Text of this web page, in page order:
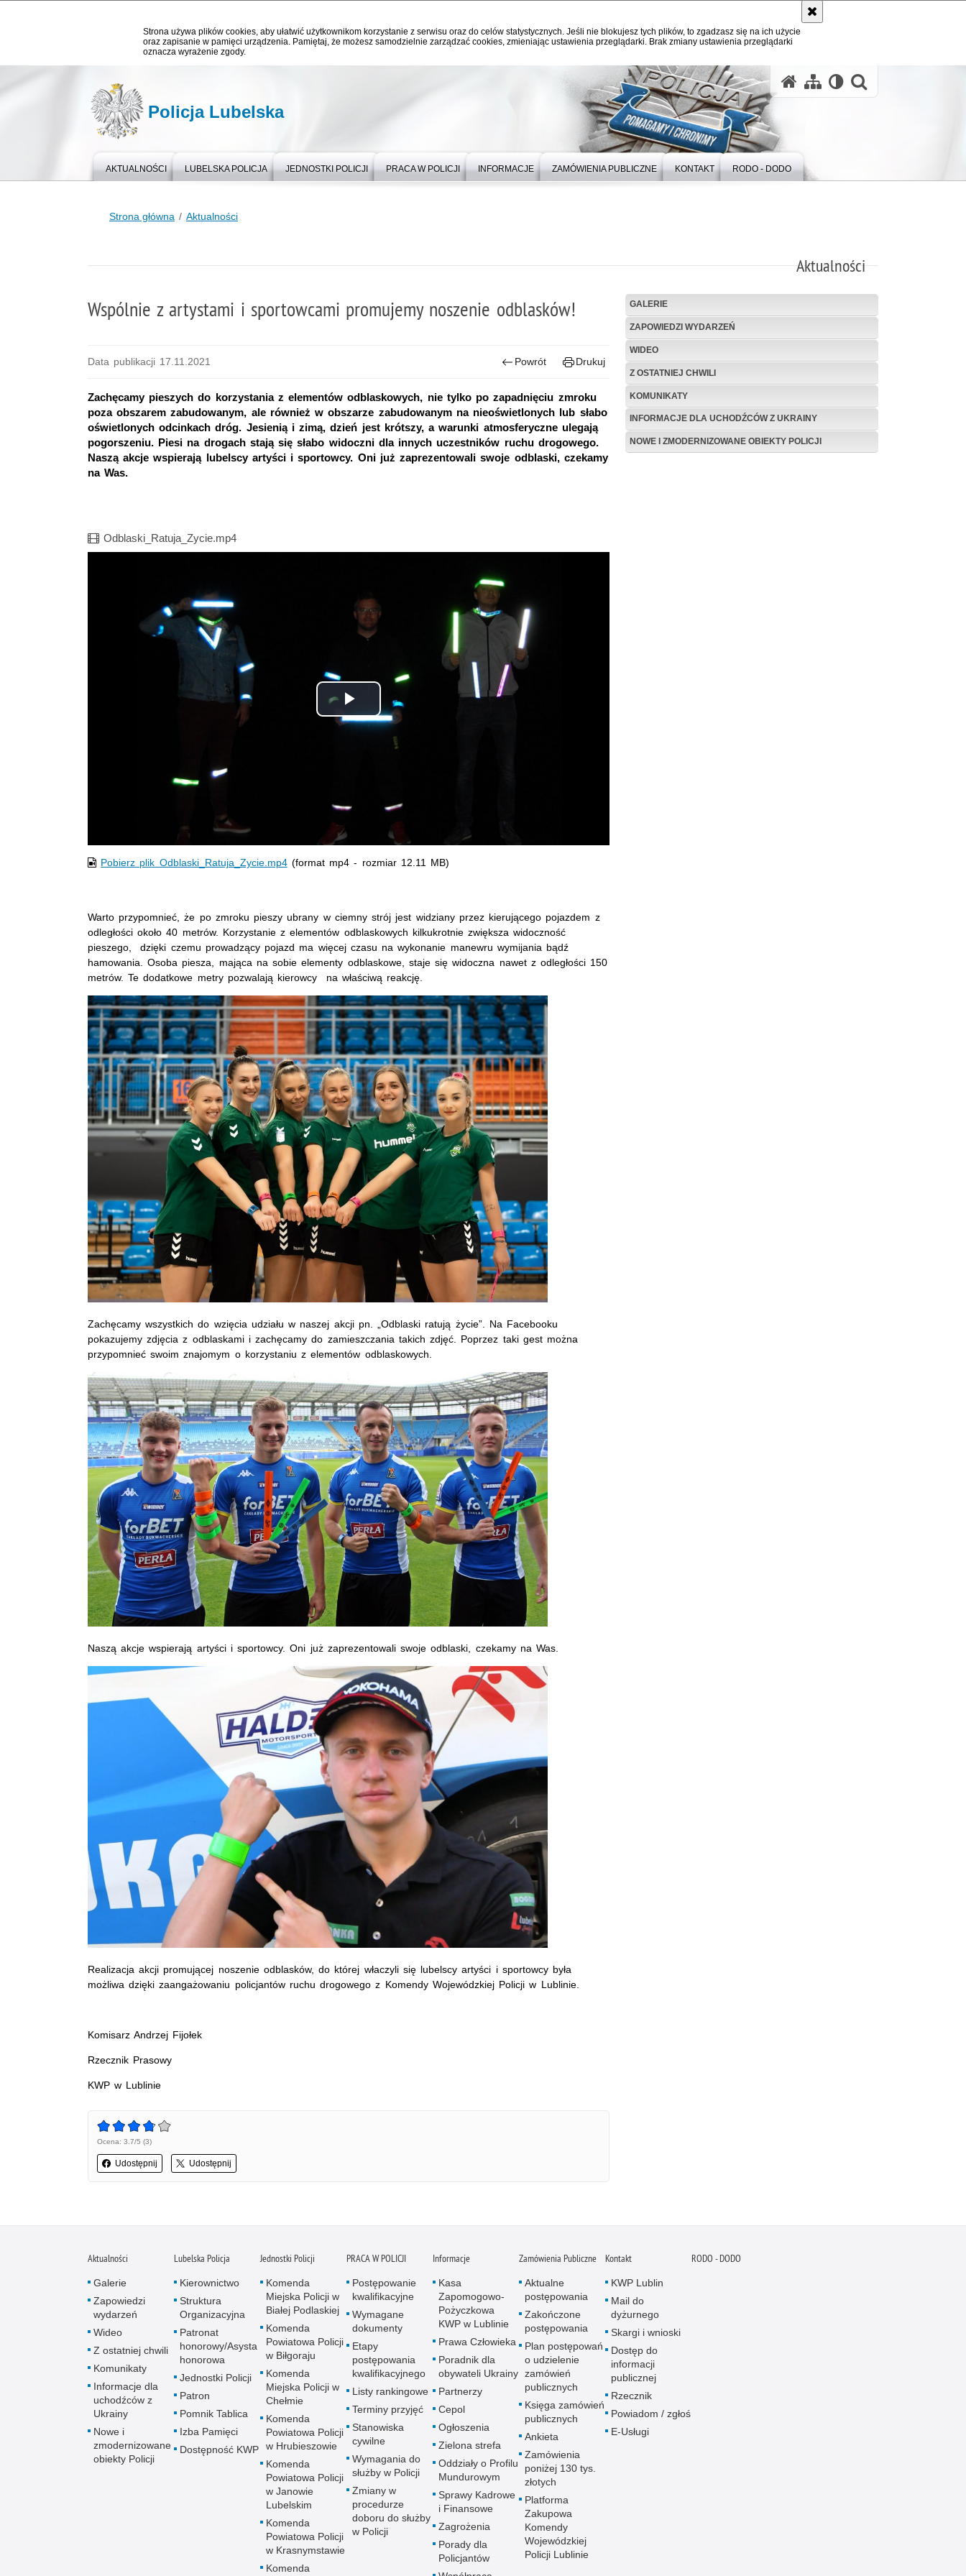
Strona używa plików cookies, aby ułatwić użytkownikom korzystanie z serwisu oraz do celów statystycznych. Jeśli nie blokujesz tych plików, to zgadzasz się na ich użycie
oraz zapisanie w pamięci urządzenia. Pamiętaj, że możesz samodzielnie zarządzać cookies, zmieniając ustawienia przeglądarki. Brak zmiany ustawienia przeglądarki
oznacza wyrażenie zgody.
Policja Lubelska
AKTUALNOŚCI LUBELSKA POLICJA JEDNOSTKI POLICJI PRACA W POLICJI INFORMACJE ZAMÓWIENIA PUBLICZNE KONTAKT RODO - DODO
Strona główna Aktualności
Aktualności
Wspólnie z artystami i sportowcami promujemy noszenie odblasków!
Data publikacji 17.11.2021 Powrót Drukuj
Zachęcamy pieszych do korzystania z elementów odblaskowych, nie tylko po zapadnięciu zmroku
poza obszarem zabudowanym, ale również w obszarze zabudowanym na nieoświetlonych lub słabo
oświetlonych odcinkach dróg. Jesienią i zimą, dzień jest krótszy, a warunki atmosferyczne ulegają
pogorszeniu. Piesi na drogach stają się słabo widoczni dla innych uczestników ruchu drogowego.
Naszą akcje wspierają lubelscy artyści i sportowcy. Oni już zaprezentowali swoje odblaski, czekamy
na Was.
Film
Odblaski_Ratuja_Zycie.mp4
Odtwórz
wideo
Pobierz plik Odblaski_Ratuja_Zycie.mp4(format mp4 - rozmiar 12.11 MB)
Warto przypomnieć, że po zmroku pieszy ubrany w ciemny strój jest widziany przez kierującego pojazdem z
odległości około 40 metrów. Korzystanie z elementów odblaskowych kilkukrotnie zwiększa widoczność
pieszego, dzięki czemu prowadzący pojazd ma więcej czasu na wykonanie manewru wymijania bądź
hamowania. Osoba piesza, mająca na sobie elementy odblaskowe, staje się widoczna nawet z odległości 150
metrów. Te dodatkowe metry pozwalają kierowcy na właściwą reakcję.
Zachęcamy wszystkich do wzięcia udziału w naszej akcji pn. „Odblaski ratują życie”. Na Facebooku
pokazujemy zdjęcia z odblaskami i zachęcamy do zamieszczania takich zdjęć. Poprzez taki gest można
przypomnieć swoim znajomym o korzystaniu z elementów odblaskowych.
Naszą akcje wspierają artyści i sportowcy. Oni już zaprezentowali swoje odblaski, czekamy na Was.
Realizacja akcji promującej noszenie odblasków, do której właczyli się lubelscy artyści i sportowcy była
możliwa dzięki zaangażowaniu policjantów ruchu drogowego z Komendy Wojewódzkiej Policji w Lublinie.
Komisarz Andrzej Fijołek
Rzecznik Prasowy
KWP w Lublinie
Ocena: 3.7/5 (3)
Udostępnij Udostępnij
GALERIE
ZAPOWIEDZI WYDARZEŃ
WIDEO
Z OSTATNIEJ CHWILI
KOMUNIKATY
INFORMACJE DLA UCHODŹCÓW Z UKRAINY
NOWE I ZMODERNIZOWANE OBIEKTY POLICJI
Aktualności
Galerie
Zapowiedzi
wydarzeń
Wideo
Z ostatniej chwili
Komunikaty
Informacje dla
uchodźców z
Ukrainy
Nowe i
zmodernizowane
obiekty Policji
Lubelska Policja
Kierownictwo
Struktura
Organizacyjna
Patronat
honorowy/Asysta
honorowa
Jednostki Policji
Patron
Pomnik Tablica
Izba Pamięci
Dostępność KWP
Jednostki Policji
Komenda
Miejska Policji w
Białej Podlaskiej
Komenda
Powiatowa Policji
w Biłgoraju
Komenda
Miejska Policji w
Chełmie
Komenda
Powiatowa Policji
w Hrubieszowie
Komenda
Powiatowa Policji
w Janowie
Lubelskim
Komenda
Powiatowa Policji
w Krasnymstawie
Komenda
PRACA W POLICJI
Postępowanie
kwalifikacyjne
Wymagane
dokumenty
Etapy
postępowania
kwalifikacyjnego
Listy rankingowe
Terminy przyjęć
Stanowiska
cywilne
Wymagania do
służby w Policji
Zmiany w
procedurze
doboru do służby
w Policji
Informacje
Kasa
Zapomogowo-
Pożyczkowa
KWP w Lublinie
Prawa Człowieka
Poradnik dla
obywateli Ukrainy
Partnerzy
Cepol
Ogłoszenia
Zielona strefa
Oddziały o Profilu
Mundurowym
Sprawy Kadrowe
i Finansowe
Zagrożenia
Porady dla
Policjantów
Zamówienia Publiczne
Aktualne
postępowania
Zakończone
postępowania
Plan postępowań
o udzielenie
zamówień
publicznych
Księga zamówień
publicznych
Ankieta
Zamówienia
poniżej 130 tys.
złotych
Platforma
Zakupowa
Komendy
Wojewódzkiej
Policji Lublinie
Kontakt
KWP Lublin
Mail do
dyżurnego
Skargi i wnioski
Dostęp do
informacji
publicznej
Rzecznik
Powiadom / zgłoś
E-Usługi
RODO - DODO